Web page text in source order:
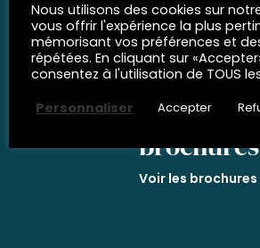
NOS
brochures
Voir les brochures
Nous utilisons des cookies sur
vous offrir l'expérience la plus
mémorisant vos préférences et
répétées. En cliquant sur
consentez à l'utilisation de TOUS
Personnaliser
Accepter